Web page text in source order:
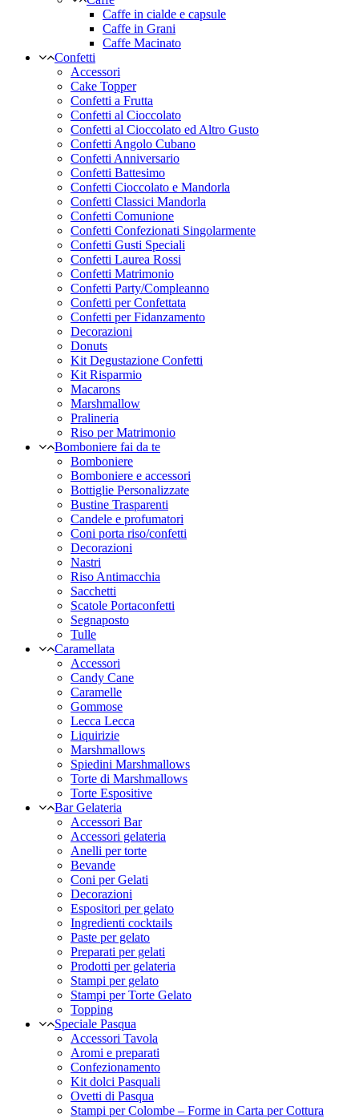
Caffe in cialde e capsule
Caffe in Grani
Caffe Macinato
Confetti
Accessori
Cake Topper
Confetti a Frutta
Confetti al Cioccolato
Confetti al Cioccolato ed Altro Gusto
Confetti Angolo Cubano
Confetti Anniversario
Confetti Battesimo
Confetti Cioccolato e Mandorla
Confetti Classici Mandorla
Confetti Comunione
Confetti Confezionati Singolarmente
Confetti Gusti Speciali
Confetti Laurea Rossi
Confetti Matrimonio
Confetti Party/Compleanno
Confetti per Confettata
Confetti per Fidanzamento
Decorazioni
Donuts
Kit Degustazione Confetti
Kit Risparmio
Macarons
Marshmallow
Pralineria
Riso per Matrimonio
Bomboniere fai da te
Bomboniere
Bomboniere e accessori
Bottiglie Personalizzate
Bustine Trasparenti
Candele e profumatori
Coni porta riso/confetti
Decorazioni
Nastri
Riso Antimacchia
Sacchetti
Scatole Portaconfetti
Segnaposto
Tulle
Caramellata
Accessori
Candy Cane
Caramelle
Gommose
Lecca Lecca
Liquirizie
Marshmallows
Spiedini Marshmallows
Torte di Marshmallows
Torte Espositive
Bar Gelateria
Accessori Bar
Accessori gelateria
Anelli per torte
Bevande
Coni per Gelati
Decorazioni
Espositori per gelato
Ingredienti cocktails
Paste per gelato
Preparati per gelati
Prodotti per gelateria
Stampi per gelato
Stampi per Torte Gelato
Topping
Speciale Pasqua
Accessori Tavola
Aromi e preparati
Confezionamento
Kit dolci Pasquali
Ovetti di Pasqua
Stampi per Colombe – Forme in Carta per Cottura